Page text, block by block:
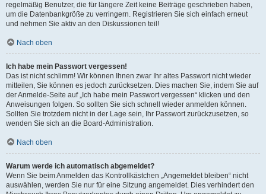
regelmäßig Benutzer, die für längere Zeit keine Beiträge geschrieben haben,
um die Datenbankgröße zu verringern. Registrieren Sie sich einfach erneut
und nehmen Sie aktiv an den Diskussionen teil!
Nach oben
Ich habe mein Passwort vergessen!
Das ist nicht schlimm! Wir können Ihnen zwar Ihr altes Passwort nicht wieder
mitteilen, Sie können es jedoch zurücksetzen. Dies machen Sie, indem Sie auf
der Anmelde-Seite auf „Ich habe mein Passwort vergessen“ klicken und den
Anweisungen folgen. So sollten Sie sich schnell wieder anmelden können.
Sollten Sie trotzdem nicht in der Lage sein, Ihr Passwort zurückzusetzen, so
wenden Sie sich an die Board-Administration.
Nach oben
Warum werde ich automatisch abgemeldet?
Wenn Sie beim Anmelden das Kontrollkästchen „Angemeldet bleiben“ nicht
auswählen, werden Sie nur für eine Sitzung angemeldet. Dies verhindert den